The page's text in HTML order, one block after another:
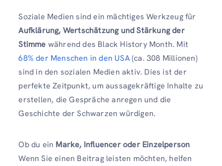
Soziale Medien sind ein mächtiges Werkzeug für
Aufklärung, Wertschätzung und Stärkung der
Stimme während des Black History Month. Mit
68% der Menschen in den USA(ca. 308 Millionen)
sind in den sozialen Medien aktiv. Dies ist der
perfekte Zeitpunkt, um aussagekräftige Inhalte zu
erstellen, die Gespräche anregen und die
Geschichte der Schwarzen würdigen.
Ob du ein Marke, Influencer oder Einzelperson
Wenn Sie einen Beitrag leisten möchten, helfen